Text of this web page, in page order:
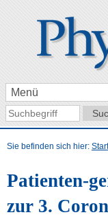
Sie befinden sich hier:
Patienten-
zur 3.